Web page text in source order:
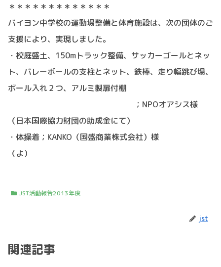
＊＊＊＊＊＊＊＊＊＊＊＊＊
バイヨン中学校の運動場整備と体育施設は、次の団体のご
支援により、実現しました。
・校庭盛土、150mトラック整備、サッカーゴールとネッ
ト、バレーボールの支柱とネット、鉄棒、走り幅跳び場、
ボール入れ２つ、アルミ製扉付棚
；NPOオアシス様
（日本国際協力財団の助成金にて）
・体操着；KANKO（国盛商業株式会社）様
（よ）
JST活動報告2013年度
jst
関連記事